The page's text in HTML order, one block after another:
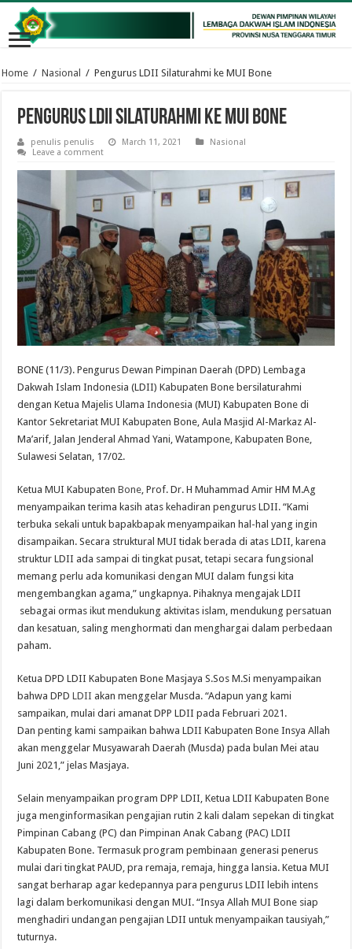
Home / Nasional / Pengurus LDII Silaturahmi ke MUI Bone
Pengurus LDII Silaturahmi ke MUI Bone
penulis penulis March 11, 2021
Nasional
Leave a comment
BONE (11/3). Pengurus Dewan Pimpinan Daerah (DPD) Lembaga
Dakwah Islam Indonesia (LDII) Kabupaten Bone bersilaturahmi
dengan Ketua Majelis Ulama Indonesia (MUI) Kabupaten Bone di
Kantor Sekretariat MUI Kabupaten Bone, Aula Masjid Al-Markaz Al-
Ma’arif, Jalan Jenderal Ahmad Yani, Watampone, Kabupaten Bone,
Sulawesi Selatan, 17/02.
Ketua MUI KabupatenBone, Prof. Dr. H Muhammad Amir HM M.Ag
menyampaikan terima kasih atas kehadiran pengurus LDII. “Kami
terbuka sekali untuk bapakbapak menyampaikan hal-hal yang ingin
disampaikan. Secara struktural MUI tidak berada di atas LDII, karena
struktur LDII ada sampai di tingkat pusat, tetapi secara fungsional
memang perlu ada komunikasi dengan MUI dalam fungsi kita
mengembangkan agama,” ungkapnya. Pihaknya mengajak LDII
sebagai ormas ikut mendukung aktivitas islam, mendukung persatuan
dan kesatuan, saling menghormati dan menghargai dalam perbedaan
paham.
Ketua DPD LDII Kabupaten Bone Masjaya S.Sos M.Si menyampaikan
bahwa DPDLDII akan menggelar Musda. “Adapun yang kami
sampaikan, mulai dari amanat DPP LDII pada Februari 2021.
Dan penting kami sampaikan bahwa LDII Kabupaten Bone Insya Allah
akan menggelar Musyawarah Daerah (Musda) pada bulan Mei atau
Juni 2021,” jelas Masjaya.
Selain menyampaikan program DPP LDII, Ketua LDII Kabupaten Bone
juga menginformasikan pengajian rutin 2 kali dalam sepekan di tingkat
Pimpinan Cabang (PC) dan Pimpinan Anak Cabang (PAC) LDII
Kabupaten Bone. Termasuk program pembinaan generasi penerus
mulai dari tingkat PAUD, pra remaja, remaja, hingga lansia. Ketua MUI
sangat berharap agar kedepannya para pengurus LDII lebih intens
lagi dalam berkomunikasi dengan MUI. “Insya Allah MUI Bone siap
menghadiri undangan pengajian LDII untuk menyampaikan tausiyah,”
tuturnya.